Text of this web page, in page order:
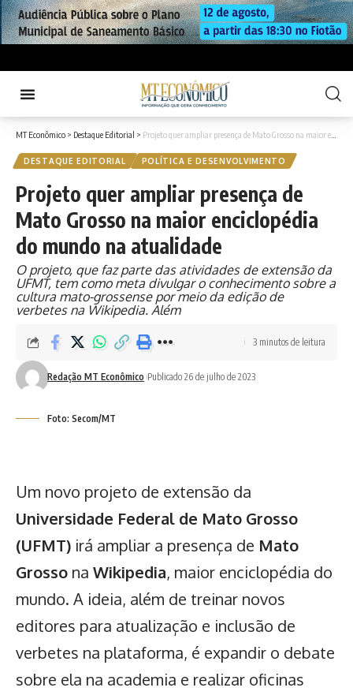
MT Econômico > Destaque Editorial > Projeto quer ampliar presença de Mato Grosso na maior enciclopédia do mundo na atualidade
DESTAQUE EDITORIAL POLÍTICA E DESENVOLVIMENTO
Projeto quer ampliar presença de
Mato Grosso na maior enciclopédia
do mundo na atualidade
O projeto, que faz parte das atividades de extensão da
UFMT, tem como meta divulgar o conhecimento sobre a
cultura mato-grossense por meio da edição de
verbetes na Wikipedia. Além
Redação MT Econômico Publicado 26 de julho de 2023
3 minutos de leitura
Foto: Secom/MT
Um novo projeto de extensão da
Universidade Federal de Mato Grosso
(UFMT) irá ampliar a presença de Mato
Grosso na Wikipedia, maior enciclopédia do
mundo. A ideia, além de treinar novos
editores para atualização e inclusão de
verbetes na plataforma, é expandir o debate
sobre ela na academia e realizar oficinas